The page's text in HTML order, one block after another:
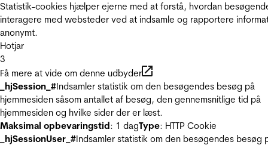
Statistik-cookies hjælper ejerne med at forstå, hvordan
interagere med websteder ved at indsamle og rapportere
anonymt.
Hotjar
3
Få mere at vide om denne udbyder
_hjSession_#Indsamler statistik om den besøgendes besøg på
hjemmesiden såsom antallet af besøg, den gennemsnitlige tid på
hjemmesiden og hvilke sider der er læst.
Maksimal opbevaringstid: 1 dagType: HTTP Cookie
_hjSessionUser_#Indsamler statistik om den besøgendes besøg